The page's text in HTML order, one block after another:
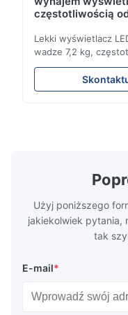
częstotliwością
Lekki wyświetlacz
wadze 7,2 kg,
3840 Hz, jasności
rozdzielczości 192 x
wydarzeń na żywo
Użyj poniższego
jakiekolwiek pytania,
tak
E-mail*